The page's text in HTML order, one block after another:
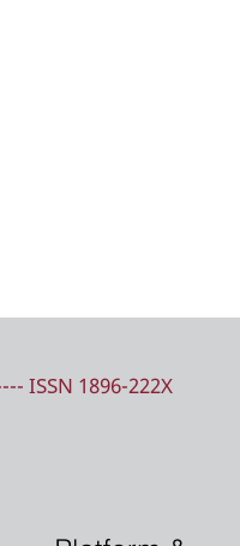
ISSN 1896-222X